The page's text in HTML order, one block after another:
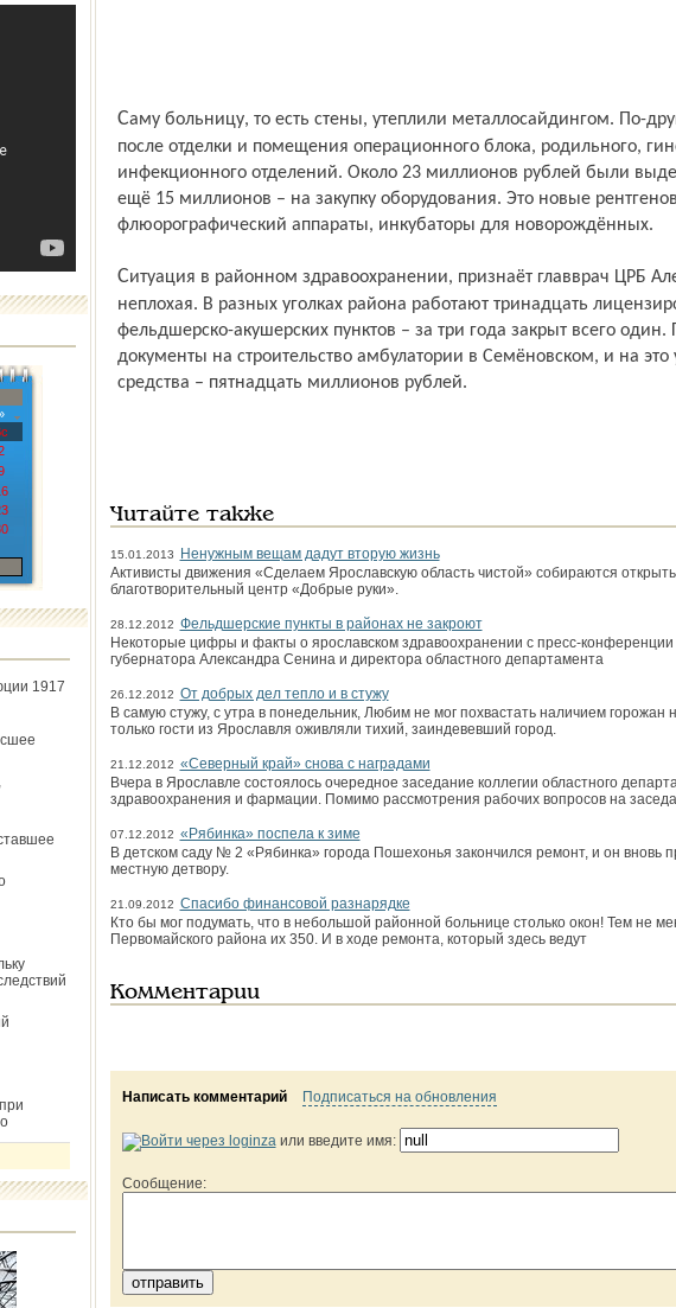
1917
Саму больницу, то есть стены, утеплили металлосайдингом. По-другому выглядят
после отделки и помещения операционного блока, родильного,
инфекционного отделений. Около 23 миллионов рублей были
ещё 15 миллионов – на закупку оборудования. Это новые
флюорографический аппараты, инкубаторы для новорождённых.
Ситуация в районном здравоохранении, признаёт главврач ЦРБ Александр Тепляков,
неплохая. В разных уголках района работают тринадцать
фельдшерско-акушерских пунктов – за три года закрыт всего один.
документы на строительство амбулатории в Семёновском, и на
средства – пятнадцать миллионов рублей.
Читайте также
15.01.2013
Ненужным вещам дадут вторую жизнь
Активисты движения «Сделаем Ярославскую область чистой» собираются
благотворительный центр «Добрые руки».
28.12.2012 Фельдшерские пункты в районах не закроют
Некоторые цифры и факты о ярославском здравоохранении с пресс-конференции
губернатора Александра Сенина и директора областного депар­тамента
26.12.2012 От добрых дел тепло и в стужу
В самую стужу, с утра в понедельник, Любим не мог похвастать наличием горожан
только гости из Ярославля оживляли тихий, заиндевевший город.
21.12.2012 «Северный край» снова с наградами
Вчера в Ярославле состоялось очередное заседание коллегии областного
здравоохранения и фармации. Помимо рассмотрения рабочих вопросов на
07.12.2012 «Рябинка» поспела к зиме
В детском саду № 2 «Рябинка» города Пошехонья закончился ремонт, и он вновь
местную детвору.
21.09.2012 Спасибо финансовой разнарядке
Кто бы мог подумать, что в небольшой районной больнице столько окон! Тем не
Первомайского района их 350. И в ходе ремонта, который здесь ведут
Комментарии
Написать комментарий Подписаться на обновления
или введите имя:
Сообщение: